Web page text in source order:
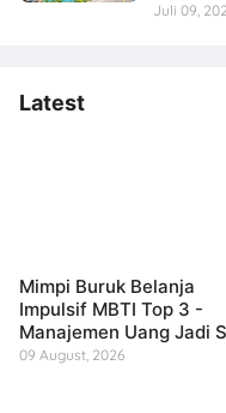
Juli 09,
Latest
Mimpi Buruk Belanja
Impulsif MBTI Top 3 -
Manajemen Uang Jadi
09 August, 2026